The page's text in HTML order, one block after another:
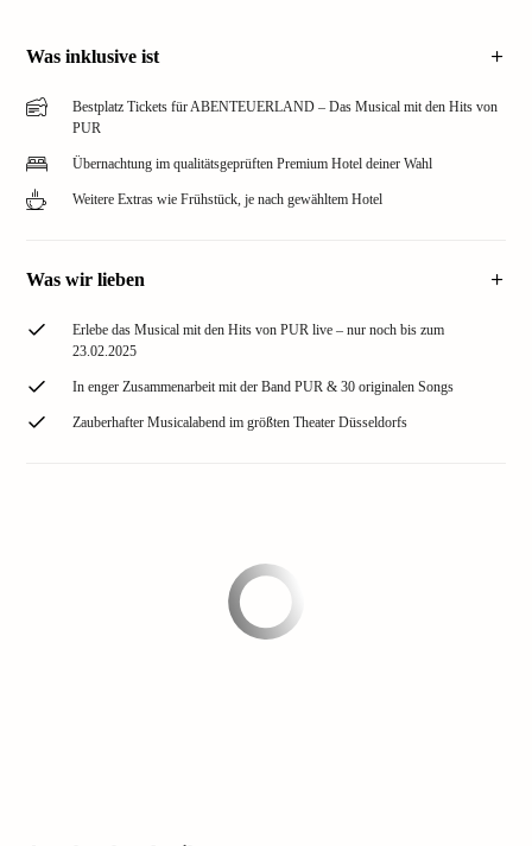
Was inklusive ist
Bestplatz Tickets für ABENTEUERLAND – Das Musical mit den Hits von
PUR
Übernachtung im qualitätsgeprüften Premium Hotel deiner Wahl
Weitere Extras wie Frühstück, je nach gewähltem Hotel
Was wir lieben
Erlebe das Musical mit den Hits von PUR live – nur noch bis zum
23.02.2025
In enger Zusammenarbeit mit der Band PUR & 30 originalen Songs
Zauberhafter Musicalabend im größten Theater Düsseldorfs